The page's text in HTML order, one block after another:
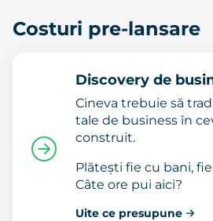
Costuri pre-lansare
Discovery de
Cineva trebuie să
tale de business în
construit.
Plătești fie cu bani,
Câte ore pui aici?
Uite ce presupune